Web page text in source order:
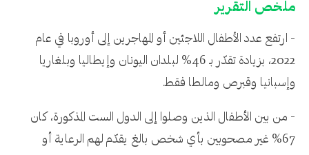
ملخص التقرير
- ارتفع عدد الأطفال اللاجئين أو المهاجرين إلى أوروبا في عام
2022، بزيادة تقدّر بـ 46% لبلدان اليونان وإيطاليا وبلغاريا
وإسبانيا وقبرص ومالطا فقط.
- من بين الأطفال الذين وصلوا إلى الدول الست المذكورة، كان
67% غير مصحوبين بأي شخص بالغ يقدّم لهم الرعاية أو